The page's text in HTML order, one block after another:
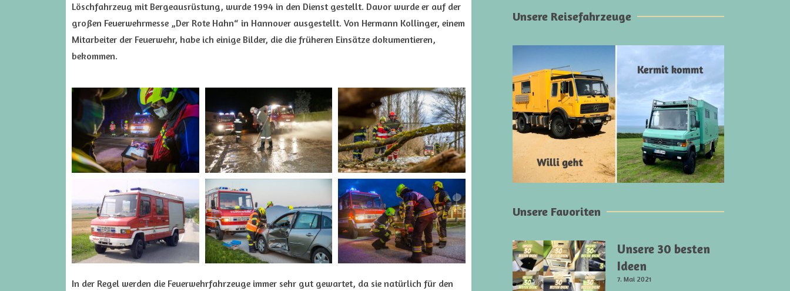
Löschfahrzeug mit Bergeausrüstung, wurde 1994 in den Dienst gestellt. Davor wurde er auf der
großen Feuerwehrmesse „Der Rote Hahn“ in Hannover ausgestellt. Von Hermann Kollinger, einem
Mitarbeiter der Feuerwehr, habe ich einige Bilder, die die früheren Einsätze dokumentieren,
bekommen.
In der Regel werden die Feuerwehrfahrzeuge immer sehr gut gewartet, da sie natürlich für den
Unsere Reisefahrzeuge
Unsere Favoriten
Unsere 30 besten
Ideen
7. Mai 2021